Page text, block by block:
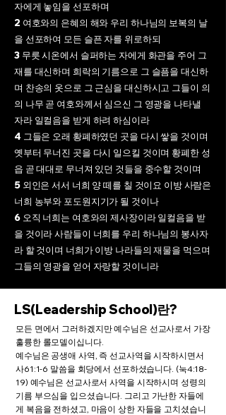
자에게 놓임을 선포하며
2 여호와의 은혜의 해와 우리 하나님의 보복의 날
을 선포하여 모든 슬픈 자를 위로하되
3 무릇 시온에서 슬퍼하는 자에게 화관을 주어 그
재를 대신하며 희락의 기름으로 그 슬픔을 대신하
며 찬송의 옷으로 그 근심을 대신하시고 그들이 의
의 나무 곧 여호와께서 심으신 그 영광을 나타낼
자라 일컬음을 받게 하려 하심이라
4 그들은 오래 황폐하였던 곳을 다시 쌓을 것이며
옛부터 무너진 곳을 다시 일으킬 것이며 황폐한 성
읍 곧 대대로 무너져 있던 것들을 중수할 것이며
5 외인은 서서 너희 양 떼를 칠 것이요 이방 사람은
너희 농부와 포도원지기가 될 것이나
6 오직 너희는 여호와의 제사장이라 일컬음을 받
을 것이라 사람들이 너희를 우리 하나님의 봉사자
라 할 것이며 너희가 이방 나라들의 재물을 먹으며
그들의 영광을 얻어 자랑할 것이니라
LS(Leadership School)란?
모든 면에서 그러하겠지만 예수님은 선교사로서 가장
훌륭한 롤모델이십니다.
예수님은 공생애 사역, 즉 선교사역을 시작하시면서
사61:1-6 말씀을 회당에서 선포하셨습니다. (눅4:18-
19) 예수님은 선교사로서 사역을 시작하시며 성령의
기름 부으심을 입으셨습니다. 그리고 가난한 자들에
게 복음을 전하셨고, 마음이 상한 자들을 고치셨습니